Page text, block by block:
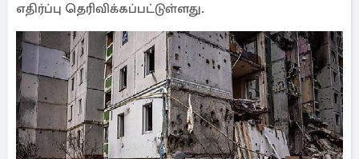
எதிர்ப்பு தெரிவிக்கப்பட்டுள்ளது.